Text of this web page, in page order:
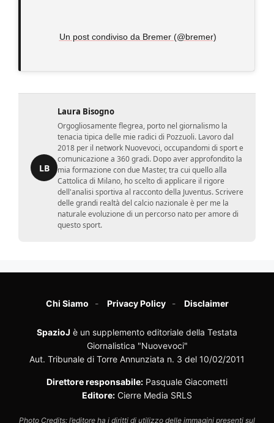
Un post condiviso da Bremer (@bremer)
LB
Laura Bisogno
Orgogliosamente flegrea, porto nel giornalismo la
tenacia tipica delle mie radici di Pozzuoli. Lavoro dal
2018 per il network Nuovevoci, occupandomi di sport e
comunicazione a 360 gradi. Dopo aver approfondito la
mia formazione con due Master, tra cui quello alla
Cattolica di Milano, ho scelto di applicare il rigore
dell'analisi sportiva al racconto della Juventus. Scrivere
delle grandi realtà del calcio nazionale è per me la
naturale evoluzione di un percorso nato per amore di
questo sport.
Chi Siamo Privacy Policy Disclaimer
SpazioJ è un supplemento editoriale della Testata
Giornalistica "Nuovevoci"
Aut. Tribunale di Torre Annunziata n. 3 del 10/02/2011
Direttore responsabile: Pasquale Giacometti
Editore: Cierre Media SRLS
Photo Credits: l’editore ha i diritti di utilizzo delle immagini presenti sul